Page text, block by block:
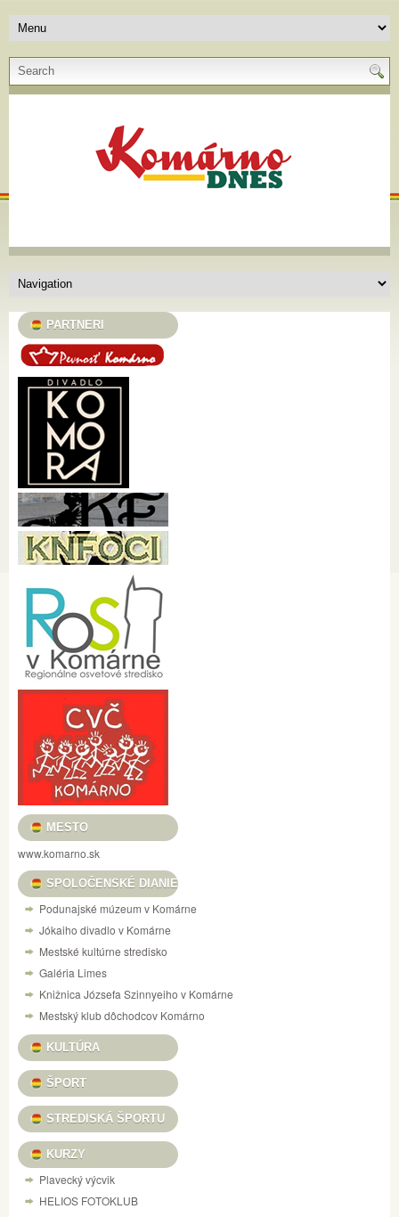
PARTNERI
MESTO
www.komarno.sk
SPOLOČENSKÉ DIANIE
Podunajské múzeum v Komárne
Jókaiho divadlo v Komárne
Mestské kultúrne stredisko
Galéria Limes
Knižnica Józsefa Szinnyeiho v Komárne
Mestský klub dôchodcov Komárno
KULTÚRA
ŠPORT
STREDISKÁ ŠPORTU
KURZY
Plavecký výcvik
HELIOS FOTOKLUB